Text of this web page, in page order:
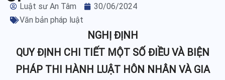
Luật sư An Tâm
30/06/2024
Văn bản pháp luật
NGHỊ ĐỊNH
QUY ĐỊNH CHI TIẾT MỘT SỐ ĐIỀU VÀ BIỆN
PHÁP THI HÀNH LUẬT HÔN NHÂN VÀ GIA